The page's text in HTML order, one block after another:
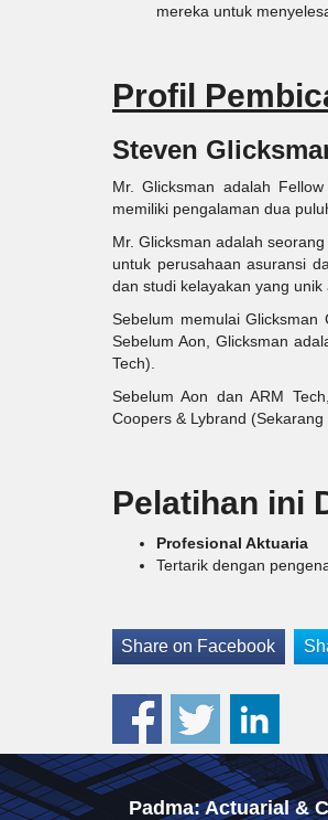
mereka untuk
Profil
Steven
Mr. Glicksman adalah
memiliki pengalaman dua
Mr. Glicksman adalah
untuk perusahaan asuransi
dan studi kelayakan yang
Sebelum memulai Glicksman
Sebelum Aon, Glicksman
Tech).
Sebelum Aon dan ARM
Coopers & Lybrand (Sekarang
Pelatihan ini
Profesional Aktuaria
Tertarik dengan
Share on Facebook
Padma: Actuarial &